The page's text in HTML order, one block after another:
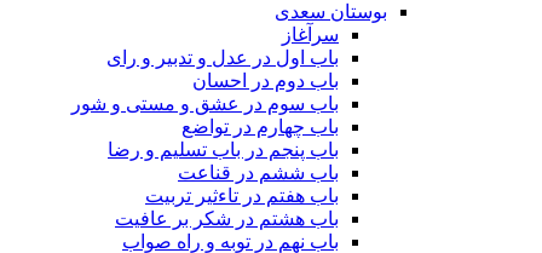
بوستان سعدی
سرآغاز
باب اول در عدل و تدبیر و رای
باب دوم در احسان
باب سوم در عشق و مستی و شور
باب چهارم در تواضع
باب پنجم در باب تسلیم و رضا
باب ششم در قناعت
باب هفتم در تاءثیر تربیت
باب هشتم در شکر بر عافیت
باب نهم در توبه و راه صواب